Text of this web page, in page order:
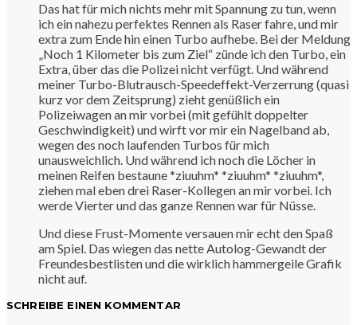
Das hat für mich nichts mehr mit Spannung zu tun, wenn
ich ein nahezu perfektes Rennen als Raser fahre, und mir
extra zum Ende hin einen Turbo aufhebe. Bei der Meldung
„Noch 1 Kilometer bis zum Ziel“ zünde ich den Turbo, ein
Extra, über das die Polizei nicht verfügt. Und während
meiner Turbo-Blutrausch-Speedeffekt-Verzerrung (quasi
kurz vor dem Zeitsprung) zieht genüßlich ein
Polizeiwagen an mir vorbei (mit gefühlt doppelter
Geschwindigkeit) und wirft vor mir ein Nagelband ab,
wegen des noch laufenden Turbos für mich
unausweichlich. Und während ich noch die Löcher in
meinen Reifen bestaune *ziuuhm* *ziuuhm* *ziuuhm*,
ziehen mal eben drei Raser-Kollegen an mir vorbei. Ich
werde Vierter und das ganze Rennen war für Nüsse.
Und diese Frust-Momente versauen mir echt den Spaß
am Spiel. Das wiegen das nette Autolog-Gewandt der
Freundesbestlisten und die wirklich hammergeile Grafik
nicht auf.
SCHREIBE EINEN KOMMENTAR